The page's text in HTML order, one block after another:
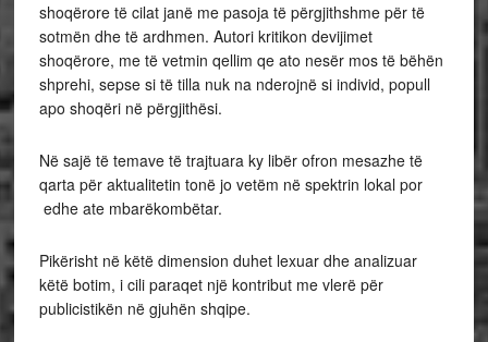
shoqërore të cilat janë me pasoja të përgjithshme për të
sotmën dhe të ardhmen. Autori kritikon devijimet
shoqërore, me të vetmin qellim qe ato nesër mos të bëhën
shprehi, sepse si të tilla nuk na nderojnë si individ, popull
apo shoqëri në përgjithësi.
Në sajë të temave të trajtuara ky libër ofron mesazhe të
qarta për aktualitetin tonë jo vetëm në spektrin lokal por
edhe ate mbarëkombëtar.
Pikërisht në këtë dimension duhet lexuar dhe analizuar
këtë botim, i cili paraqet një kontribut me vlerë për
publicistikën në gjuhën shqipe.